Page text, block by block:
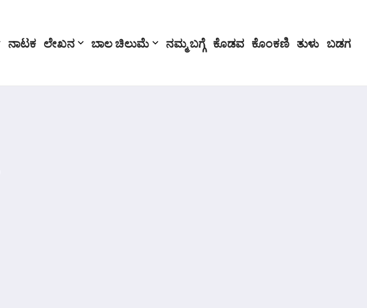
ನಾಟಕ ಲೇಖನ ಬಾಲ ಚಿಲುಮೆ ನಮ್ಮ ಬಗ್ಗೆ ಕೊಡವ ಕೊಂಕಣಿ ತುಳು ಬಡಗ